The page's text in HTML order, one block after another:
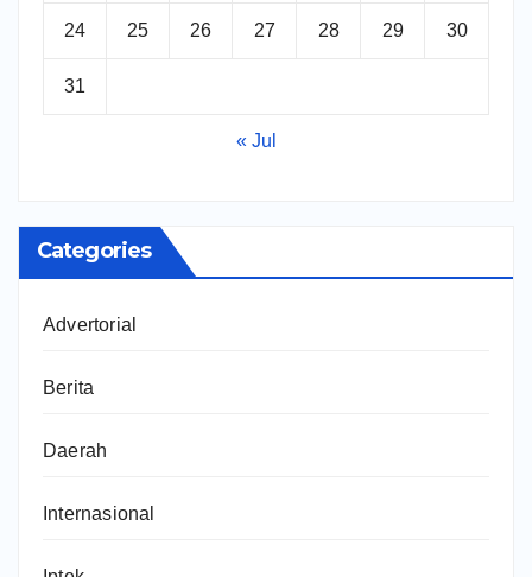
24 25 26 27 28 29 30
31
« Jul
Categories
Advertorial
Berita
Daerah
Internasional